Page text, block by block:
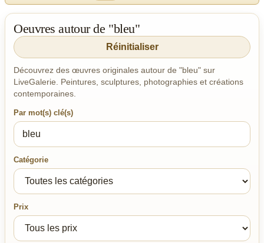
Oeuvres autour de "bleu"
Réinitialiser
Découvrez des œuvres originales autour de "bleu" sur
LiveGalerie. Peintures, sculptures, photographies et créations
contemporaines.
Par mot(s) clé(s)
Catégorie
Prix